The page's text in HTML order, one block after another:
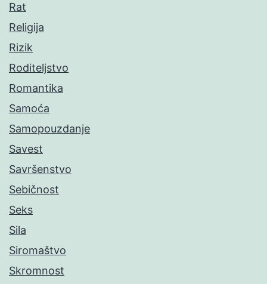
Rat
Religija
Rizik
Roditeljstvo
Romantika
Samoća
Samopouzdanje
Savest
Savršenstvo
Sebičnost
Seks
Sila
Siromaštvo
Skromnost